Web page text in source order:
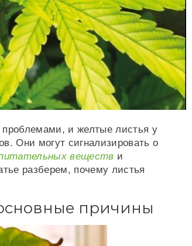
и желтые листья у
Они могут сигнализировать о
веществ и
разберем, почему листья
причины